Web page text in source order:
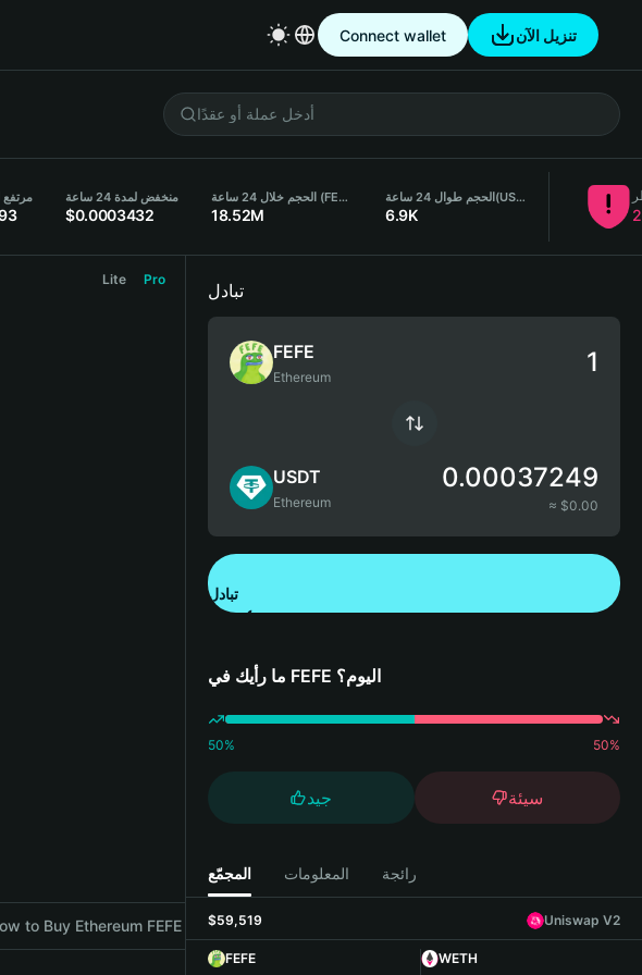
Connect wallet تنزيل الآن
مرتفع منخفض لمدة 24 ساعة
$0.0003432
الحجم خلال 24 ساعة (FEFE)
18.52M
الحجم طوال 24 ساعة(USDT)
6.9K 2
Lite Pro
to Buy Ethereum FEFE with Bitget Wallet
تبادل
FEFE
Ethereum
USDT
Ethereum
0.00037249
≈ $0.00
تبادل
ما رأيك في FEFE اليوم؟
50% 50%
جيد سيئة
المجمّع المعلومات رائجة
$59,519 Uniswap V2
FEFE
WETH